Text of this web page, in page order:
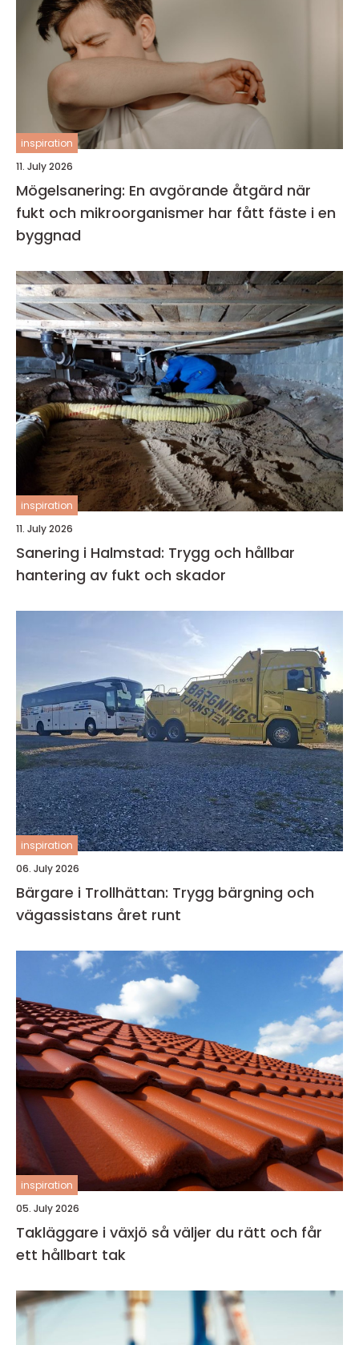
inspiration
11. July 2026
Mögelsanering: En avgörande åtgärd när
fukt och mikroorganismer har fått fäste i en
byggnad
inspiration
11. July 2026
Sanering i Halmstad: Trygg och hållbar
hantering av fukt och skador
inspiration
06. July 2026
Bärgare i Trollhättan: Trygg bärgning och
vägassistans året runt
inspiration
05. July 2026
Takläggare i växjö så väljer du rätt och får
ett hållbart tak